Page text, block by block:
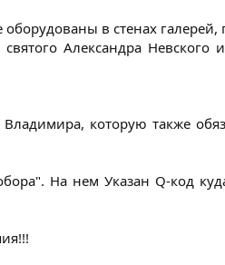
в стенах галерей,
Александра Невского
которую также
На нем Указан Q-код